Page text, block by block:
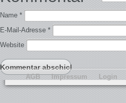
Name *
E-Mail-Adresse *
Website
AGB Impressum Login